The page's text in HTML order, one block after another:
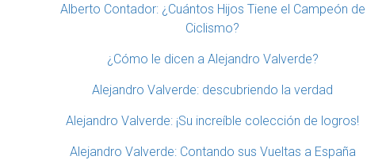
Alberto Contador: ¿Cuántos Hijos Tiene el Campeón de
Ciclismo?
¿Cómo le dicen a Alejandro Valverde?
Alejandro Valverde: descubriendo la verdad
Alejandro Valverde: ¡Su increíble colección de logros!
Alejandro Valverde: Contando sus Vueltas a España